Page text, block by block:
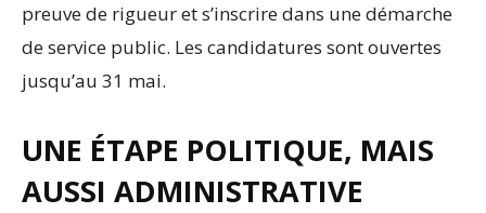
preuve de rigueur et s’inscrire dans une démarche
de service public. Les candidatures sont ouvertes
jusqu’au 31 mai.
UNE ÉTAPE POLITIQUE, MAIS
AUSSI ADMINISTRATIVE